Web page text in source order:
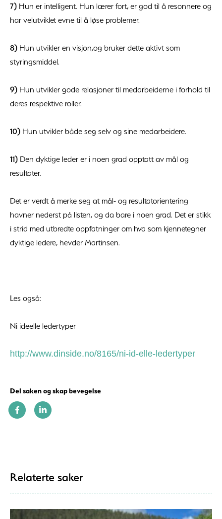
7) Hun er intelligent. Hun lærer fort, er god til å resonnere og
har velutviklet evne til å løse problemer.
8) Hun utvikler en visjon,og bruker dette aktivt som
styringsmiddel.
9) Hun utvikler gode relasjoner til medarbeiderne i forhold til
deres respektive roller.
10) Hun utvikler både seg selv og sine medarbeidere.
11) Den dyktige leder er i noen grad opptatt av mål og
resultater.
Det er verdt å merke seg at mål- og resultatorientering
havner nederst på listen, og da bare i noen grad. Det er stikk
i strid med utbredte oppfatninger om hva som kjennetegner
dyktige ledere, hevder Martinsen.
Les også:
Ni ideelle ledertyper
http://www.dinside.no/8165/ni-id-elle-ledertyper
Del saken og skap bevegelse
Relaterte saker